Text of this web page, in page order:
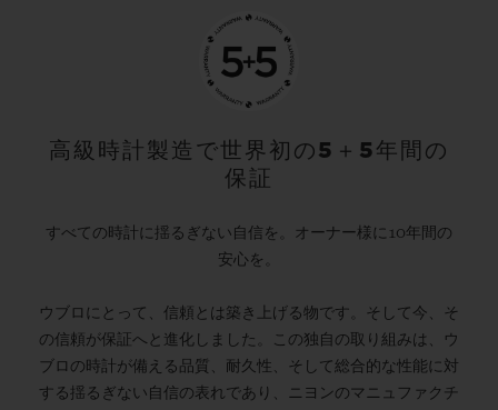
高級時計製造で世界初の5＋5年間の
保証
すべての時計に揺るぎない自信を。オーナー様に10年間の
安心を。
ウブロにとって、信頼とは築き上げる物です。そして今、そ
の信頼が保証へと進化しました。この独自の取り組みは、ウ
ブロの時計が備える品質、耐久性、そして総合的な性能に対
する揺るぎない自信の表れであり、ニヨンのマニュファクチ